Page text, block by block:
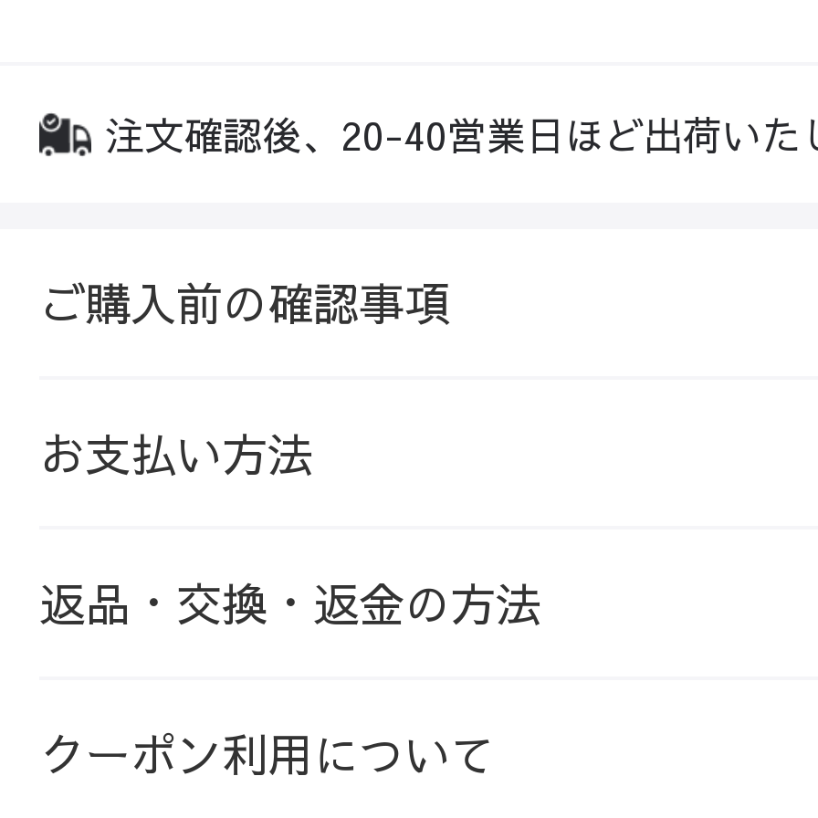
注文確認後、20-40営業日ほど出荷いた
ご購入前の確認事項
お支払い方法
返品・交換・返金の方法
クーポン利用について